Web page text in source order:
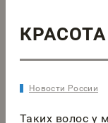
Новости России
Таких волос у